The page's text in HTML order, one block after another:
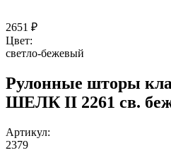
2651 ₽
Цвет:
светло-бежевый
Рулонные шторы
ШЕЛК II 2261 св.
Артикул:
2379